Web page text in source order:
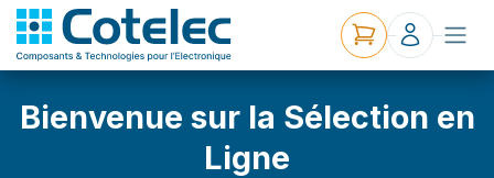
Bienvenue sur la Sélection en
Ligne